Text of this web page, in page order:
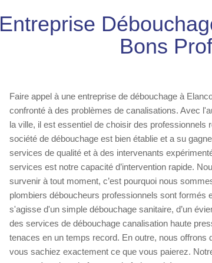
Entreprise
Bons
Faire appel à une entreprise de débouchage à
confronté à des problèmes de canalisations. Avec
la ville, il est essentiel de choisir des
société de débouchage est bien établie et a su
services de qualité et à des intervenants
services est notre capacité d’intervention rapide.
survenir à tout moment, c’est pourquoi nous
plombiers déboucheurs professionnels sont formés
s'agisse d'un simple débouchage sanitaire, d’un
des services de débouchage canalisation haute
tenaces en un temps record. En outre, nous
vous sachiez exactement ce que vous paierez.